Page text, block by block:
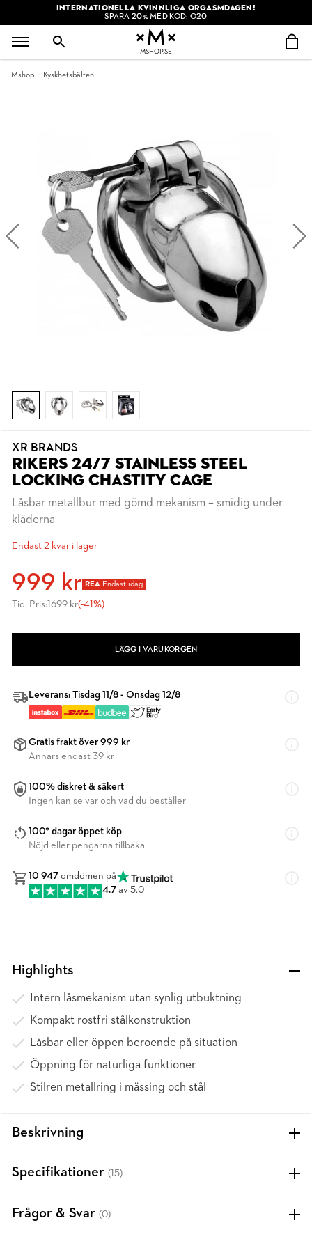
INTERNATIONELLA KVINNLIGA ORGASMDAGEN!
SPARA 20% MED KOD: O20
MSHOP.SE
Mshop Kyskhetsbälten
XR BRANDS
RIKERS 24/7 STAINLESS STEEL
LOCKING CHASTITY CAGE
Låsbar metallbur med gömd mekanism – smidig under
kläderna
Endast 2 kvar i lager
999 kr REA Endast idag
Tid. Pris:1699 kr(-41%)
LÄGG I VARUKORGEN
Leverans: Tisdag 11/8 - Onsdag 12/8
Gratis frakt över 999 kr
Annars endast 39 kr
100% diskret & säkert
Ingen kan se var och vad du beställer
100* dagar öppet köp
Nöjd eller pengarna tillbaka
10 947 omdömen på
4.7 av 5.0
Highlights
Intern låsmekanism utan synlig utbuktning
Kompakt rostfri stålkonstruktion
Låsbar eller öppen beroende på situation
Öppning för naturliga funktioner
Stilren metallring i mässing och stål
Beskrivning
Specifikationer (15)
Frågor & Svar (0)